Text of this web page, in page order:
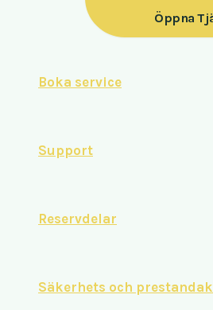
Öppna
Boka service
Support
Reservdelar
Säkerhets och